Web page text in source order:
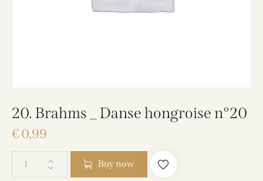
20. Brahms _ Danse hongroise n°20
€0,99
Buy now